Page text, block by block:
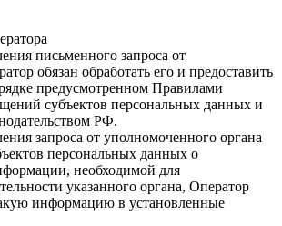
письменного запроса от
обязан обработать его и предоставить
предусмотренном Правилами
субъектов персональных данных и
РФ.
запроса от уполномоченного органа
персональных данных о
необходимой для
указанного органа, Оператор
информацию в установленные